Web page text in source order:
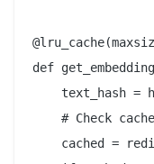
def
text_hash =
# Check
cached =